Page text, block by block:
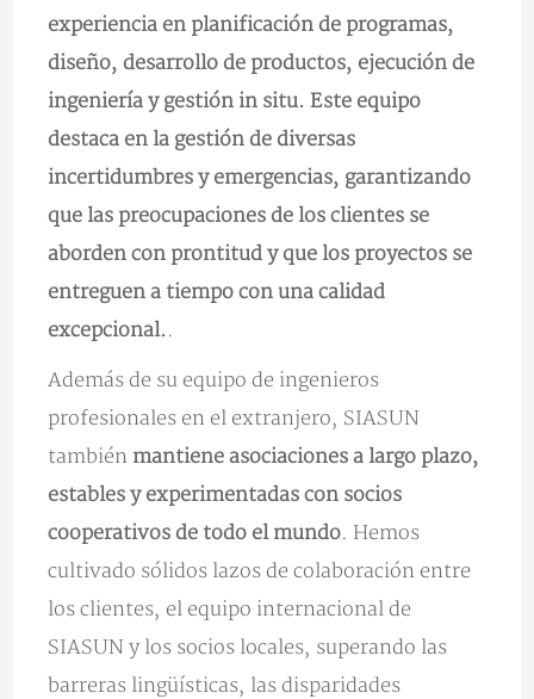
experiencia en planificación de programas,
diseño, desarrollo de productos, ejecución de
ingeniería y gestión in situ. Este equipo
destaca en la gestión de diversas
incertidumbres y emergencias, garantizando
que las preocupaciones de los clientes se
aborden con prontitud y que los proyectos se
entreguen a tiempo con una calidad
excepcional. .
Además de su equipo de ingenieros
profesionales en el extranjero, SIASUN
también mantiene asociaciones a largo plazo,
estables y experimentadas con socios
cooperativos de todo el mundo. Hemos
cultivado sólidos lazos de colaboración entre
los clientes, el equipo internacional de
SIASUN y los socios locales, superando las
barreras lingüísticas, las disparidades